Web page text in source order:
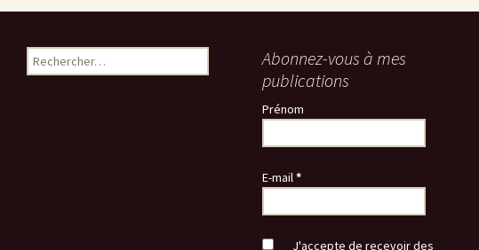
Rechercher :
Abonnez-vous à mes
publications
Prénom
E-mail*
J'accepte de recevoir des